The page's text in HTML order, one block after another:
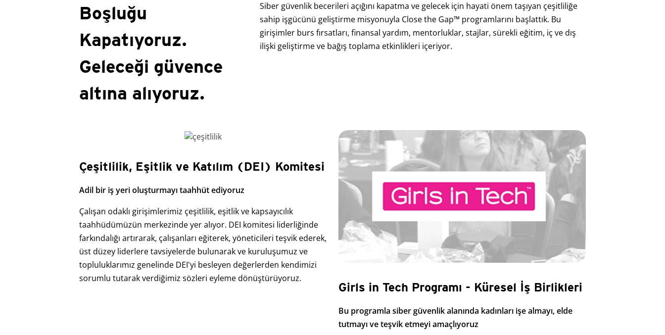
Boşluğu
Kapatıyoruz.
Geleceği güvence
altına alıyoruz.
Siber güvenlik becerileri açığını kapatma ve gelecek için hayati önem taşıyan çeşitliliğe
sahip işgücünü geliştirme misyonuyla Close the Gap™ programlarını başlattık. Bu
girişimler burs fırsatları, finansal yardım, mentorluklar, stajlar, sürekli eğitim, iç ve dış
ilişki geliştirme ve bağış toplama etkinlikleri içeriyor.
Çeşitlilik, Eşitlik ve Katılım (DEI) Komitesi
Adil bir iş yeri oluşturmayı taahhüt ediyoruz
Çalışan odaklı girişimlerimiz çeşitlilik, eşitlik ve kapsayıcılık
taahhüdümüzün merkezinde yer alıyor. DEI komitesi liderliğinde
farkındalığı artırarak, çalışanları eğiterek, yöneticileri teşvik ederek,
üst düzey liderlere tavsiyelerde bulunarak ve kuruluşumuz ve
topluluklarımız genelinde DEI'yi besleyen değerlerden kendimizi
sorumlu tutarak verdiğimiz sözleri eyleme dönüştürüyoruz.
Girls in Tech Programı - Küresel İş Birlikleri
Bu programla siber güvenlik alanında kadınları işe almayı, elde
tutmayı ve teşvik etmeyi amaçlıyoruz